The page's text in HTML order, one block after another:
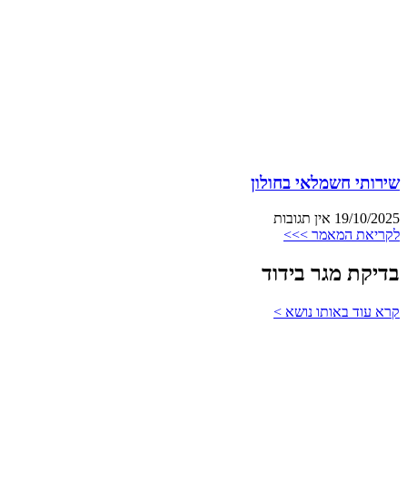
שירותי חשמלאי בחולון
19/10/2025 אין תגובות
לקריאת המאמר >>>
בדיקת מגר בידוד
קרא עוד באותו נושא >